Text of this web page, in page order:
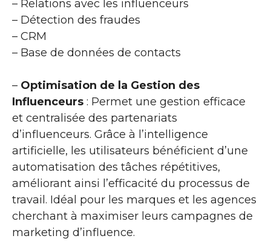
– Relations avec les influenceurs
– Détection des fraudes
– CRM
– Base de données de contacts
– Optimisation de la Gestion des
Influenceurs : Permet une gestion efficace
et centralisée des partenariats
d’influenceurs. Grâce à l’intelligence
artificielle, les utilisateurs bénéficient d’une
automatisation des tâches répétitives,
améliorant ainsi l’efficacité du processus de
travail. Idéal pour les marques et les agences
cherchant à maximiser leurs campagnes de
marketing d’influence.